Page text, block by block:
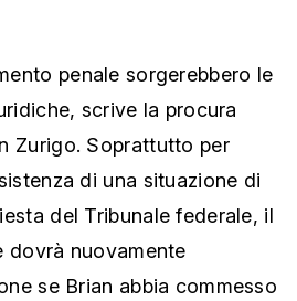
penale sorgerebbero le
scrive la procura
Zurigo. Soprattutto per
di una situazione di
del Tribunale federale, il
dovrà nuovamente
se Brian abbia commesso